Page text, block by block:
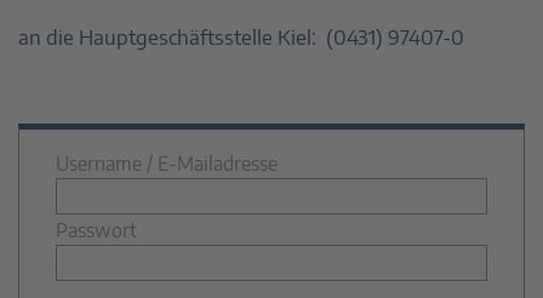
an die Hauptgeschäftsstelle Kiel: (0431) 97407-0
Username / E-Mailadresse
Passwort